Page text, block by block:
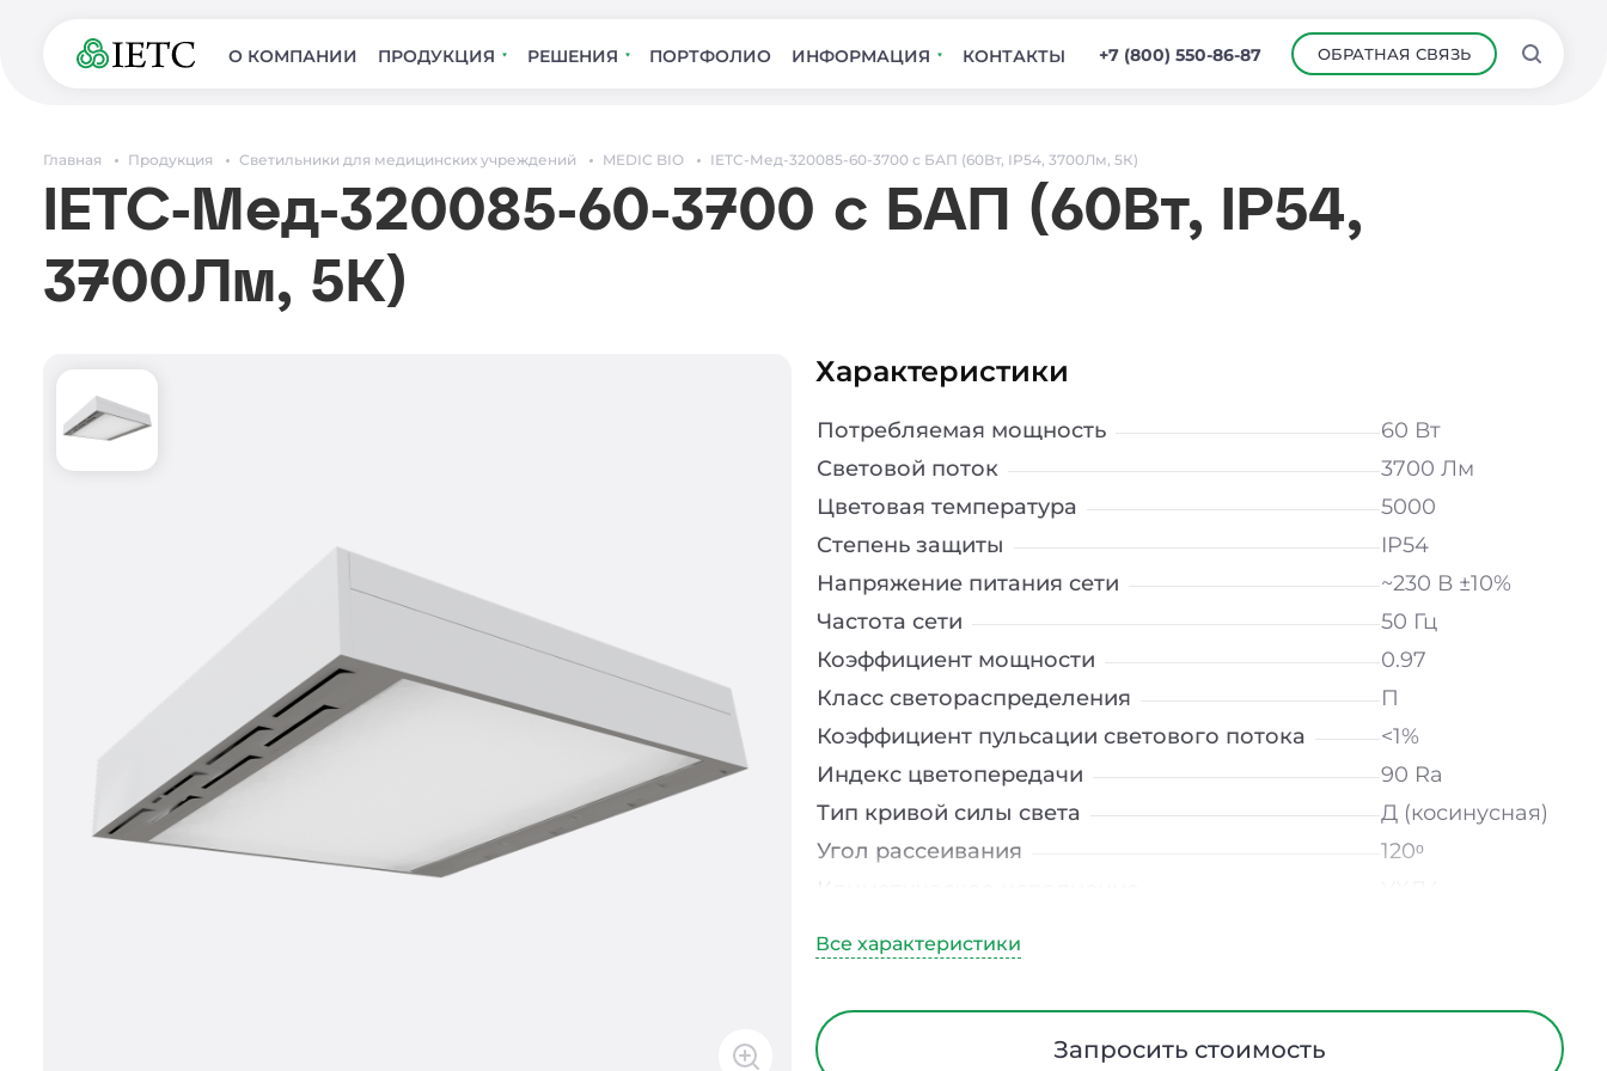
О КОМПАНИИ ПРОДУКЦИЯ РЕШЕНИЯ ПОРТФОЛИО ИНФОРМАЦИЯ КОНТАКТЫ +7 (800) 550-86-87 ОБРАТНАЯ СВЯЗЬ
Главная Продукция Светильники для медицинских учреждений MEDIC BIO IETC-Мед-320085-60-3700 с БАП (60Вт, IP54, 3700Лм, 5К)
IETC-Мед-320085-60-3700 с БАП (60Вт, IP54,
3700Лм, 5К)
Характеристики
Потребляемая мощность
60 Вт
Световой поток
3700 Лм
Цветовая температура
5000
Степень защиты
IP54
Напряжение питания сети
~230 В ±10%
Частота сети
50 Гц
Коэффициент мощности
0.97
Класс светораспределения
П
Коэффициент пульсации светового потока
<1%
Индекс цветопередачи
90 Ra
Тип кривой силы света
Д (косинусная)
Угол рассеивания
120ᵒ
Тип рассеивателя
Класс защиты от электрического тока
I
Материал корпуса
Запросить стоимость